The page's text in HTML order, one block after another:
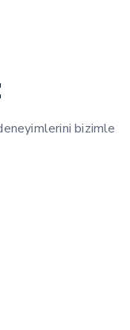
bizimle